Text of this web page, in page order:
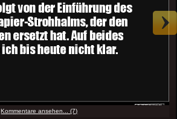
Kommentare ansehen... (7)